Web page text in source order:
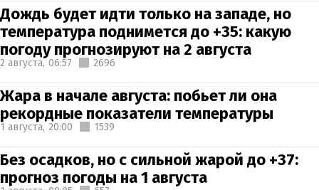
Дождь будет идти только на западе, но
температура поднимется до +35: какую
погоду прогнозируют на 2 августа
2 августа, 06:57 2696
Жара в начале августа: побьет ли она
рекордные показатели температуры
1 августа, 20:00 1539
Без осадков, но с сильной жарой до +37:
прогноз погоды на 1 августа